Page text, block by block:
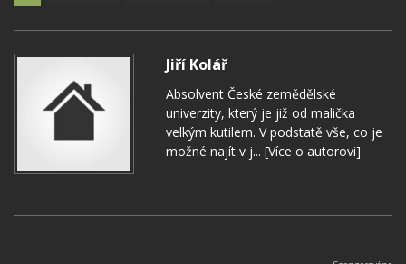
Jiří Kolář
Absolvent České zemědělské
univerzity, který je již od malička
velkým kutilem. V podstatě vše, co je
možné najít v j... [Více o autorovi]